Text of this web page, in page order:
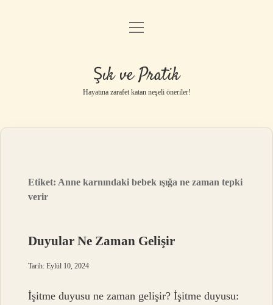
Anasayfa
Yasal Uyarı
menüyü
Şık ve Pratik
Hayatına zarafet katan neşeli öneriler!
Etiket: Anne karnındaki bebek ışığa ne zaman tepki
verir
Duyular Ne Zaman Gelişir
Tarih: Eylül 10, 2024
İşitme duyusu ne zaman gelişir? İşitme duyusu: